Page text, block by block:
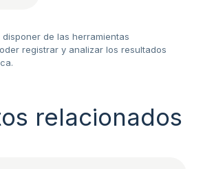
de las herramientas
registrar y analizar los resultados
relacionados